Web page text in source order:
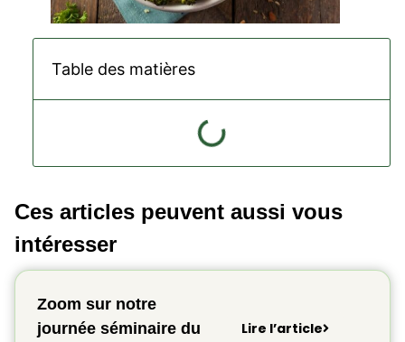
Table des matières
Ces articles peuvent aussi vous
intéresser
Zoom sur notre
journée séminaire du
Lire l’article